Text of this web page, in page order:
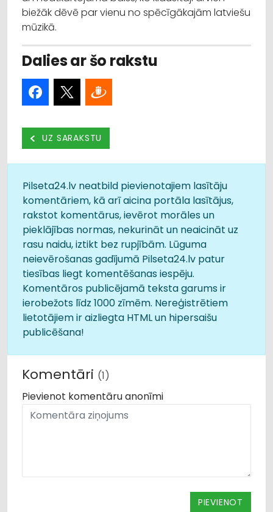
biežāk dēvē par vienu no spēcīgākajām latviešu
mūzikā.
Dalies ar šo rakstu
UZ SARAKSTU
Pilseta24.lv neatbild pievienotajiem lasītāju
komentāriem, kā arī aicina portāla lasītājus,
rakstot komentārus, ievērot morāles un
pieklājības normas, nekurināt un neaicināt uz
rasu naidu, iztikt bez rupjībām. Lūguma
neievērošanas gadījumā Pilseta24.lv patur
tiesības liegt komentēšanas iespēju.
Komentāros publicējamā teksta garums ir
ierobežots līdz 1000 zīmēm. Nereģistrētiem
lietotājiem ir aizliegta HTML un hipersaišu
publicēšana!
Komentāri (1)
Pievienot komentāru anonīmi
PIEVIENOT